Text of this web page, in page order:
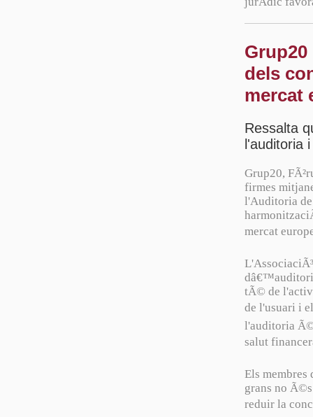
dels
mercat
Ressalta
l'auditoria
Grup20,
firmes
l'Auditoria de
mercat
tÃ© de
de l'usuari i
l'auditoria
salut
Els membres
grans no
reduir la